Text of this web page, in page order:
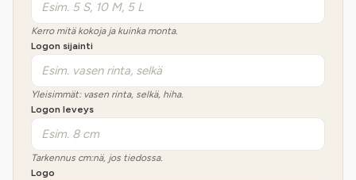
Kerro mitä kokoja ja kuinka monta.
Logon sijainti
Yleisimmät: vasen rinta, selkä, hiha.
Logon leveys
Tarkennus cm:nä, jos tiedossa.
Logo